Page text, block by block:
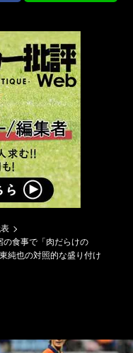
の食事で「肉だらけの
純也の対照的な盛り付け